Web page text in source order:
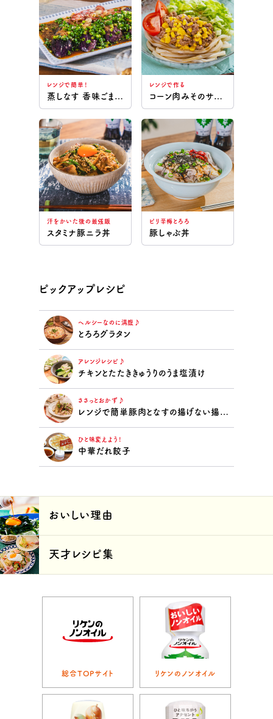
レンジで簡単！
蒸しなす 香味ごまだれ
レンジで作る
コーン肉みそのサラダうどん
汗をかいた後の最強飯
スタミナ豚ニラ丼
ピリ辛梅とろろ
豚しゃぶ丼
ピックアップレシピ
ヘルシーなのに満腹♪
とろろグラタン
アレンジレシピ♪
チキンとたたききゅうりのうま塩漬け
ささっとおかず♪
レンジで簡単豚肉となすの揚げない揚げ浸し
ひと味変えよう！
中華だれ餃子
おいしい理由
天才レシピ集
総合TOPサイト リケンのノンオイル